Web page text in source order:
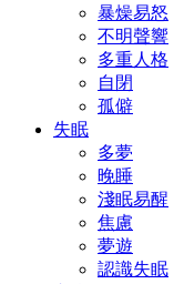
暴燥易怒
不明聲響
多重人格
自閉
孤僻
失眠
多夢
晚睡
淺眠易醒
焦慮
夢遊
認識失眠